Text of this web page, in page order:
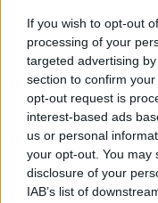
If you wish to opt-out
processing of your
targeted advertising
section to confirm
opt-out request is
interest-based ads
us or personal
your opt-out. You may
disclosure of your
IAB’s list of
ΠΟΛΙΤΙΚΗ
PARAPOLITIKA